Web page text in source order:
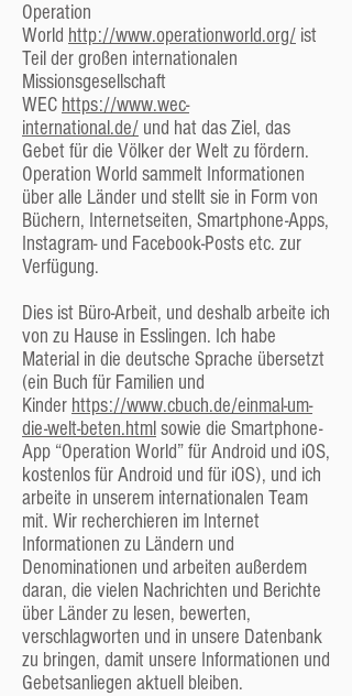
der „Ältesten“ bzw., bei uns zur Zeit die drei
ehrenamtlichen „Ältesten“ gemeinsam.
Der Pastor
Auch wenn wie oben beschrieben die
ehrenamtlichen Ältesten offizielle Leiter der
Gemeinde sind, hat dennoch natürlich der
Pastor eine sehr wichtige Position. Zum einen
ist er hauptberuflich für die Gemeinde da, und
nicht nur in der Freizeit wie die ehrenamtlichen
Mitarbeiter, zum anderen hat er Theologie
studiert und damit einen spürbaren
Wissensvorsprung und zum dritten hatten wir
uns in der recht kurzen Geschichte unserer
Gemeinde immer Persönlichkeiten als
Pastoren, die Initiative haben, führen können,
und die auch respektiert werden. Bei den
meisten Gottesdiensten predigt der Pastor.
Vor allem aber kümmert er sich ganz
allgemein um die Belange der Gemeinde und
ihrer Mitglieder und Freunde.
Seit September 2025 ist Peter von Knorre
unser Pastor.
Übrigens, falls Ihnen so etwas auffällt: Wir
haben in diesem Absatz die männliche Form
(der Pastor) nur verwendet, weil wir hier die
Situation in unserer Gemeinde beschreiben
wollen und wir bisher männliche Pastoren
hatten. Natürlich gibt es auch Pastorinnen.
Operation
World http://www.operationworld.org/ ist
Teil der großen internationalen
Missionsgesellschaft
WEC https://www.wec-
international.de/ und hat das Ziel, das
Gebet für die Völker der Welt zu fördern.
Operation World sammelt Informationen
über alle Länder und stellt sie in Form von
Büchern, Internetseiten, Smartphone-Apps,
Instagram- und Facebook-Posts etc. zur
Verfügung.
Dies ist Büro-Arbeit, und deshalb arbeite ich
von zu Hause in Esslingen. Ich habe
Material in die deutsche Sprache übersetzt
(ein Buch für Familien und
Kinder https://www.cbuch.de/einmal-um-
die-welt-beten.html sowie die Smartphone-
App “Operation World” für Android und iOS,
kostenlos für Android und für iOS), und ich
arbeite in unserem internationalen Team
mit. Wir recherchieren im Internet
Informationen zu Ländern und
Denominationen und arbeiten außerdem
daran, die vielen Nachrichten und Berichte
über Länder zu lesen, bewerten,
verschlagworten und in unsere Datenbank
zu bringen, damit unsere Informationen und
Gebetsanliegen aktuell bleiben.